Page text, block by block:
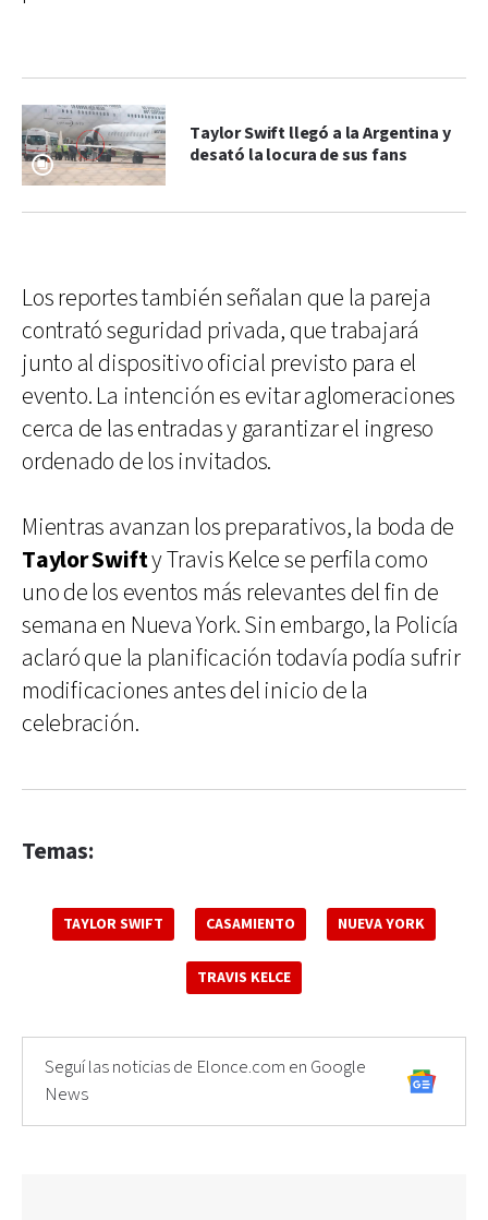
Taylor Swift llegó a la Argentina y
desató la locura de sus fans
Los reportes también señalan que la pareja
contrató seguridad privada, que trabajará
junto al dispositivo oficial previsto para el
evento. La intención es evitar aglomeraciones
cerca de las entradas y garantizar el ingreso
ordenado de los invitados.
Mientras avanzan los preparativos, la boda de
Taylor Swifty Travis Kelce se perfila como
uno de los eventos más relevantes del fin de
semana en Nueva York. Sin embargo, la Policía
aclaró que la planificación todavía podía sufrir
modificaciones antes del inicio de la
celebración.
Temas:
TAYLOR SWIFT CASAMIENTO NUEVA YORK
TRAVIS KELCE
Seguí las noticias de Elonce.com en Google
News